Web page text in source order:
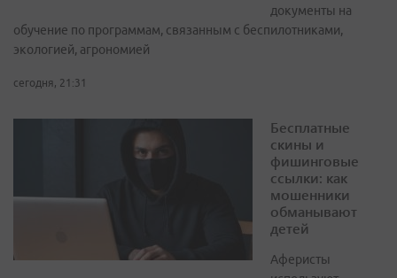
документы на
обучение по программам, связанным с беспилотниками,
экологией, агрономией
сегодня, 21:31
Бесплатные
скины и
фишинговые
ссылки: как
мошенники
обманывают
детей
Аферисты